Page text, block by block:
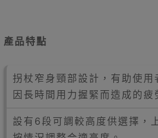
產品特點
拐杖窄身頸部設計，有助使
因長時間用力握緊而造成的疲
設有6段可調較高度供選擇，